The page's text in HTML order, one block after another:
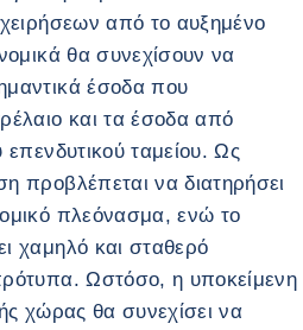
από το αυξημένο
θα συνεχίσουν να
έσοδα που
και τα έσοδα από
επενδυτικού ταμείου. Ως
προβλέπεται να διατηρήσει
πλεόνασμα, ενώ το
χαμηλό και σταθερό
Ωστόσο, η υποκείμενη
χώρας θα συνεχίσει να